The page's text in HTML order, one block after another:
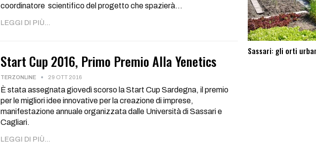
coordinatore scientifico del progetto che spazierà…
LEGGI DI PIÙ...
Start Cup 2016, Primo Premio Alla Yenetics
TERZONLINE 29 OTT 2016
È stata assegnata giovedì scorso la Start Cup Sardegna, il premio
per le migliori idee innovative per la creazione di imprese,
manifestazione annuale organizzata dalle Università di Sassari e
Cagliari.
LEGGI DI PIÙ...
Sassari: ​gli orti